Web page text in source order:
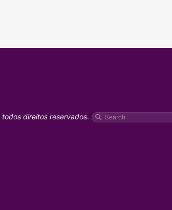
todos direitos reservados.
Pesquisar